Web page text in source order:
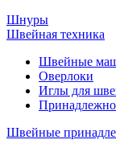
Шнуры
Швейная техника
Швейные
Оверлоки
Иглы для
Швейные